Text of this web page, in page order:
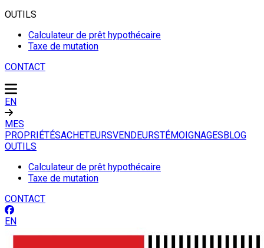
OUTILS
Calculateur de prêt hypothécaire
Taxe de mutation
CONTACT
EN
MES
PROPRIÉTÉSACHETEURSVENDEURSTÉMOIGNAGESBLOG
OUTILS
Calculateur de prêt hypothécaire
Taxe de mutation
CONTACT
EN